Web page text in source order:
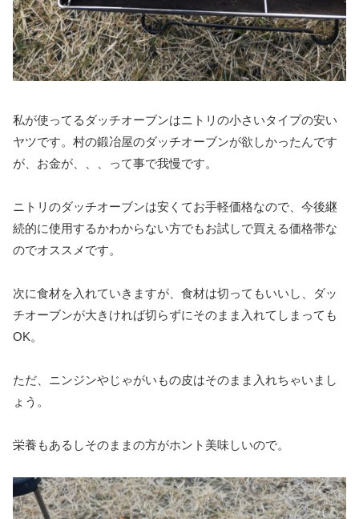
私が使ってるダッチオーブンはニトリの小さいタイプの安い
ヤツです。村の鍛冶屋のダッチオーブンが欲しかったんです
が、お金が、、、って事で我慢です。
ニトリのダッチオーブンは安くてお手軽価格なので、今後継
続的に使用するかわからない方でもお試しで買える価格帯な
のでオススメです。
次に食材を入れていきますが、食材は切ってもいいし、ダッ
チオーブンが大きければ切らずにそのまま入れてしまっても
OK。
ただ、ニンジンやじゃがいもの皮はそのまま入れちゃいまし
ょう。
栄養もあるしそのままの方がホント美味しいので。